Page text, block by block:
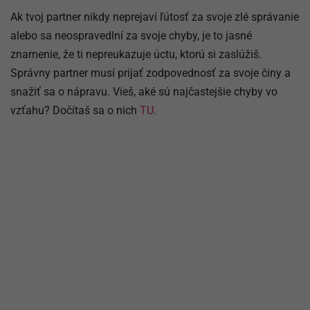
Ak tvoj partner nikdy neprejaví ľútosť za svoje zlé správanie
alebo sa neospravedlní za svoje chyby, je to jasné
znamenie, že ti nepreukazuje úctu, ktorú si zaslúžiš.
Správny partner musí prijať zodpovednosť za svoje činy a
snažiť sa o nápravu. Vieš, aké sú najčastejšie chyby vo
vzťahu? Dočítaš sa o nich TU.